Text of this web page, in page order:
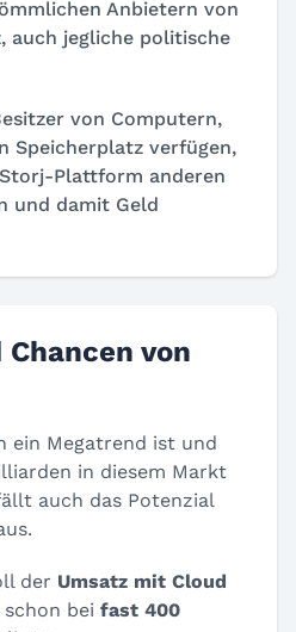
Anbietern von
auch jegliche politische
von Computern,
Speicherplatz verfügen,
Plattform anderen
und damit Geld
von
ein Megatrend ist und
in diesem Markt
auch das Potenzial
der Umsatz mit Cloud
bei fast 400